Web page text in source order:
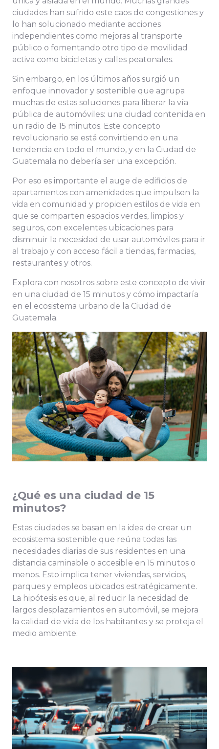
ciudades han sufrido este caos de congestiones y
lo han solucionado mediante acciones
independientes como mejoras al transporte
público o fomentando otro tipo de movilidad
activa como bicicletas y calles peatonales.
Sin embargo, en los últimos años surgió un
enfoque innovador y sostenible que agrupa
muchas de estas soluciones para liberar la vía
pública de automóviles: una ciudad contenida en
un radio de 15 minutos. Este concepto
revolucionario se está convirtiendo en una
tendencia en todo el mundo, y en la Ciudad de
Guatemala no debería ser una excepción.
Por eso es importante el auge de edificios de
apartamentos con amenidades que impulsen la
vida en comunidad y propicien estilos de vida en
que se comparten espacios verdes, limpios y
seguros, con excelentes ubicaciones para
disminuir la necesidad de usar automóviles para ir
al trabajo y con acceso fácil a tiendas, farmacias,
restaurantes y otros.
Explora con nosotros sobre este concepto de vivir
en una ciudad de 15 minutos y cómo impactaría
en el ecosistema urbano de la Ciudad de
Guatemala.
¿Qué es una ciudad de 15
minutos?
Estas ciudades se basan en la idea de crear un
ecosistema sostenible que reúna todas las
necesidades diarias de sus residentes en una
distancia caminable o accesible en 15 minutos o
menos. Esto implica tener viviendas, servicios,
parques y empleos ubicados estratégicamente.
La hipótesis es que, al reducir la necesidad de
largos desplazamientos en automóvil, se mejora
la calidad de vida de los habitantes y se proteja el
medio ambiente.